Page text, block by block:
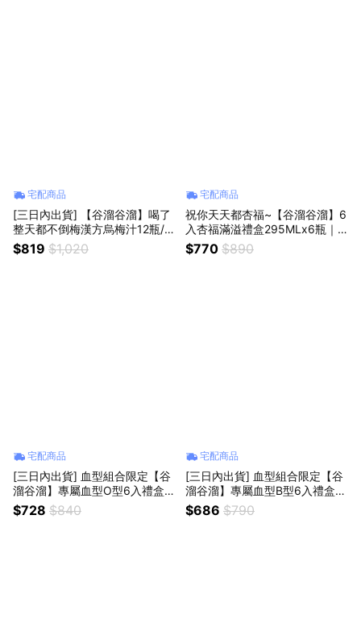
宅配商品
[三日內出貨] 【谷溜谷溜】喝了
整天都不倒梅漢方烏梅汁12瓶/箱
|吃火鍋吃鹽酥雞解膩必喝
$819 $1,020
宅配商品
祝你天天都杏福~【谷溜谷溜】6
入杏福滿溢禮盒295MLx6瓶｜
無糖杏仁芝麻飲
$770 $890
宅配商品
[三日內出貨] 血型組合限定【谷
溜谷溜】專屬血型O型6入禮盒2
95MLx6瓶 | 送禮推薦、伴手
禮、生日禮物
$728 $840
宅配商品
[三日內出貨] 血型組合限定【谷
溜谷溜】專屬血型B型6入禮盒2
95MLx6瓶 | 送禮推薦、伴手
禮、生日禮物
$686 $790